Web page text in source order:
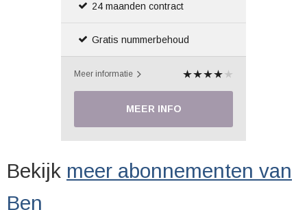
24 maanden contract
Gratis nummerbehoud
Meer informatie
MEER INFO
Bekijk meer abonnementen van
Ben